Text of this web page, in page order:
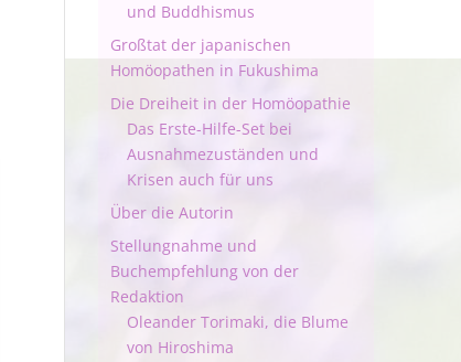
und Buddhismus
Großtat der japanischen
Homöopathen in Fukushima
Die Dreiheit in der Homöopathie
Das Erste-Hilfe-Set bei
Ausnahmezuständen und
Krisen auch für uns
Über die Autorin
Stellungnahme und
Buchempfehlung von der
Redaktion
Oleander Torimaki, die Blume
von Hiroshima